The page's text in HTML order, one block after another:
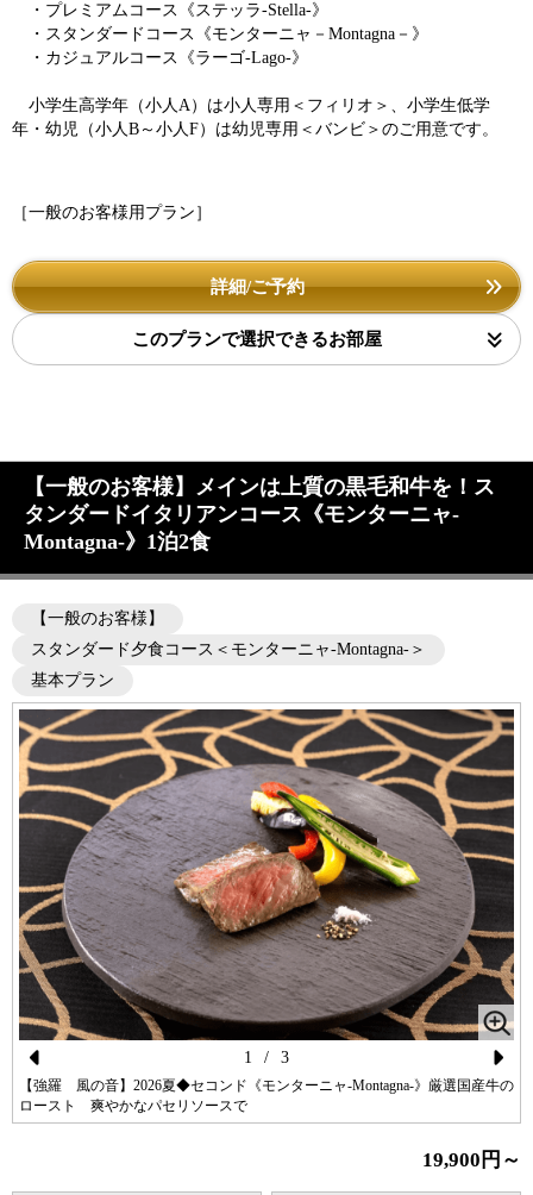
・プレミアムコース《ステッラ-Stella-》
・スタンダードコース《モンターニャ－Montagna－》
・カジュアルコース《ラーゴ-Lago-》
小学生高学年（小人A）は小人専用＜フィリオ＞、小学生低学
年・幼児（小人B～小人F）は幼児専用＜バンビ＞のご用意です。
［一般のお客様用プラン］
詳細/ご予約
このプランで選択できるお部屋
【一般のお客様】メインは上質の黒毛和牛を！ス
タンダードイタリアンコース《モンターニャ-
Montagna-》1泊2食
【一般のお客様】
スタンダード夕食コース＜モンターニャ-Montagna-＞
基本プラン
Pr
ev
【強羅 風の音】2026夏◆セコンド《モンターニャ-Montagna-》厳選国産牛の
ロースト 爽やかなパセリソースで
N
ex
t
1 / 3
19,900円～